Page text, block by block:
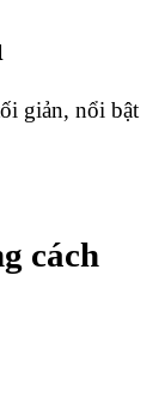
giản, nổi bật
cách